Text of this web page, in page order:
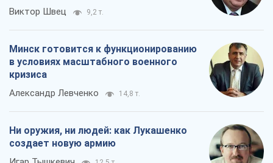
Виктор Швец 9,2 т.
Минск готовится к функционированию
в условиях масштабного военного
кризиса
Александр Левченко 14,8 т.
Ни оружия, ни людей: как Лукашенко
создает новую армию